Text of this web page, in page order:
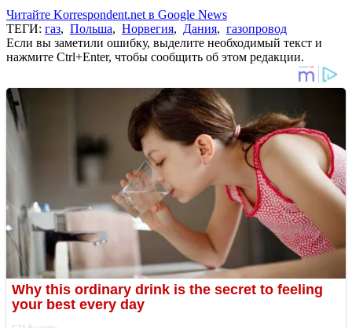
Читайте Korrespondent.net в Google News
ТЕГИ: газ, Польша, Норвегия, Дания, газопровод
Если вы заметили ошибку, выделите необходимый текст и
нажмите Ctrl+Enter, чтобы сообщить об этом редакции.